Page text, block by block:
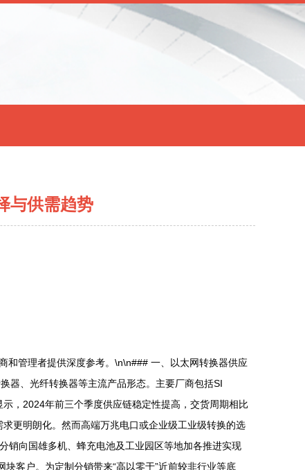
与供需趋势
和管理者提供深度参考。\n\n### 一、以太网转换器供应
器、光纤转换器等主流产品形态。主要厂商包括SI
，2024年前三个季度供应链稳定性提高，交货周期相比
更明朗化。然而高端万兆电口或企业级工业级转换的选
销向国雄多机、蜂充电池及工业园区等地加各推进实现
客户。为定制分销带来“高以零于”近前较非行业等底